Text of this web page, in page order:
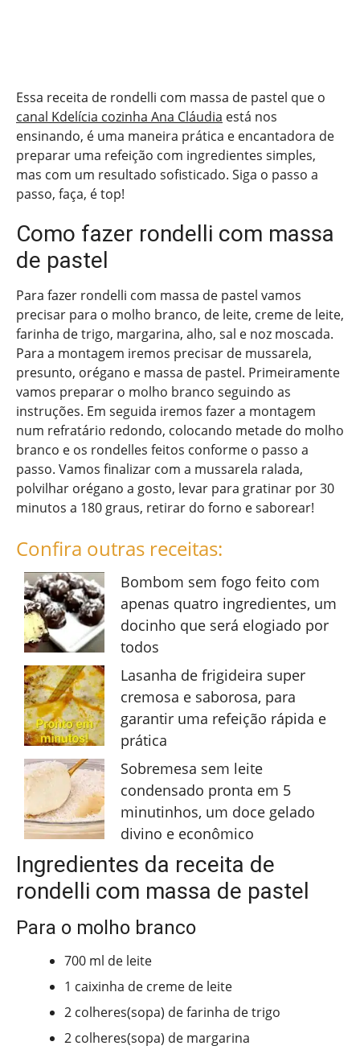
Essa receita de rondelli com massa de pastel que o
canal Kdelícia cozinha Ana Cláudia está nos
ensinando, é uma maneira prática e encantadora de
preparar uma refeição com ingredientes simples,
mas com um resultado sofisticado. Siga o passo a
passo, faça, é top!
Como fazer rondelli com massa
de pastel
Para fazer rondelli com massa de pastel vamos
precisar para o molho branco, de leite, creme de leite,
farinha de trigo, margarina, alho, sal e noz moscada.
Para a montagem iremos precisar de mussarela,
presunto, orégano e massa de pastel. Primeiramente
vamos preparar o molho branco seguindo as
instruções. Em seguida iremos fazer a montagem
num refratário redondo, colocando metade do molho
branco e os rondelles feitos conforme o passo a
passo. Vamos finalizar com a mussarela ralada,
polvilhar orégano a gosto, levar para gratinar por 30
minutos a 180 graus, retirar do forno e saborear!
Confira outras receitas:
Bombom sem fogo feito com
apenas quatro ingredientes, um
docinho que será elogiado por
todos
Lasanha de frigideira super
cremosa e saborosa, para
garantir uma refeição rápida e
prática
Sobremesa sem leite
condensado pronta em 5
minutinhos, um doce gelado
divino e econômico
Ingredientes da receita de
rondelli com massa de pastel
Para o molho branco
700 ml de leite
1 caixinha de creme de leite
2 colheres(sopa) de farinha de trigo
2 colheres(sopa) de margarina